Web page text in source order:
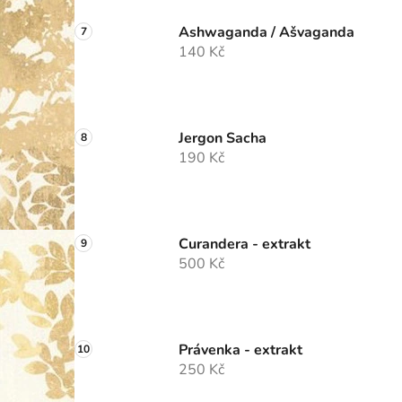
Ashwaganda / Ašvaganda
140 Kč
Jergon Sacha
190 Kč
Curandera - extrakt
500 Kč
Právenka - extrakt
250 Kč